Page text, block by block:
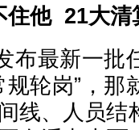
住他 21大清
布最新一批
轮岗”，那
线、人员结